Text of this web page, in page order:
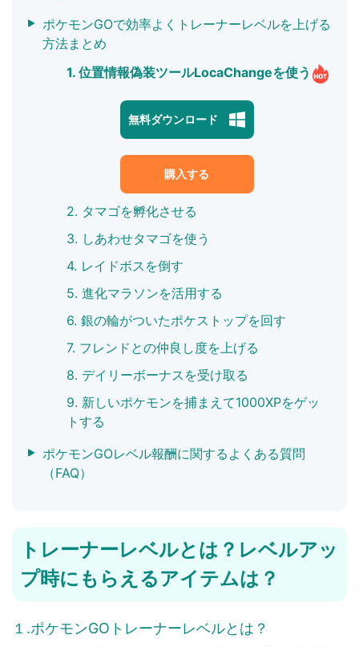
ポケモンGOで効率よくトレーナーレベルを上げる
方法まとめ
1. 位置情報偽装ツールLocaChangeを使う
無料ダウンロード
購入する
2. タマゴを孵化させる
3. しあわせタマゴを使う
4. レイドボスを倒す
5. 進化マラソンを活用する
6. 銀の輪がついたポケストップを回す
7. フレンドとの仲良し度を上げる
8. デイリーボーナスを受け取る
9. 新しいポケモンを捕まえて1000XPをゲッ
トする
ポケモンGOレベル報酬に関するよくある質問
（FAQ）
トレーナーレベルとは？レベルアッ
プ時にもらえるアイテムは？
１.ポケモンGOトレーナーレベルとは？